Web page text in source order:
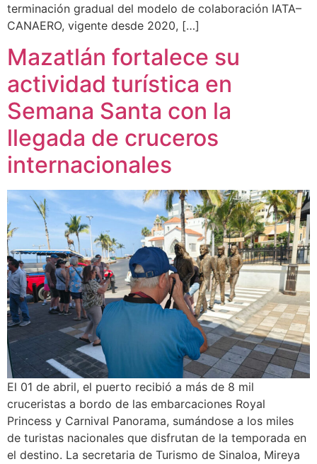
terminación gradual del modelo de colaboración IATA–
CANAERO, vigente desde 2020, […]
Mazatlán fortalece su
actividad turística en
Semana Santa con la
llegada de cruceros
internacionales
El 01 de abril, el puerto recibió a más de 8 mil
cruceristas a bordo de las embarcaciones Royal
Princess y Carnival Panorama, sumándose a los miles
de turistas nacionales que disfrutan de la temporada en
el destino. La secretaria de Turismo de Sinaloa, Mireya